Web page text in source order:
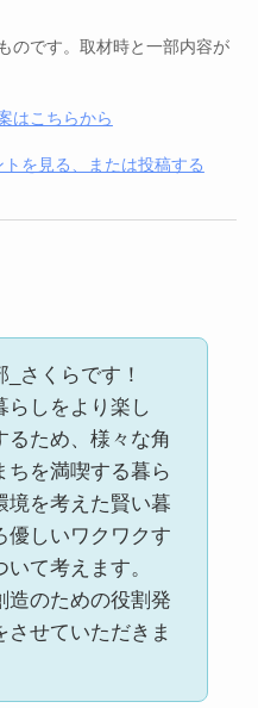
のです。取材時と一部内容が
はこちらから
を見る、または投稿する
_さくらです！
らしをより楽し
るため、様々な角
ちを満喫する暮ら
境を考えた賢い暮
優しいワクワクす
て考えます。
造のための役割発
させていただきま